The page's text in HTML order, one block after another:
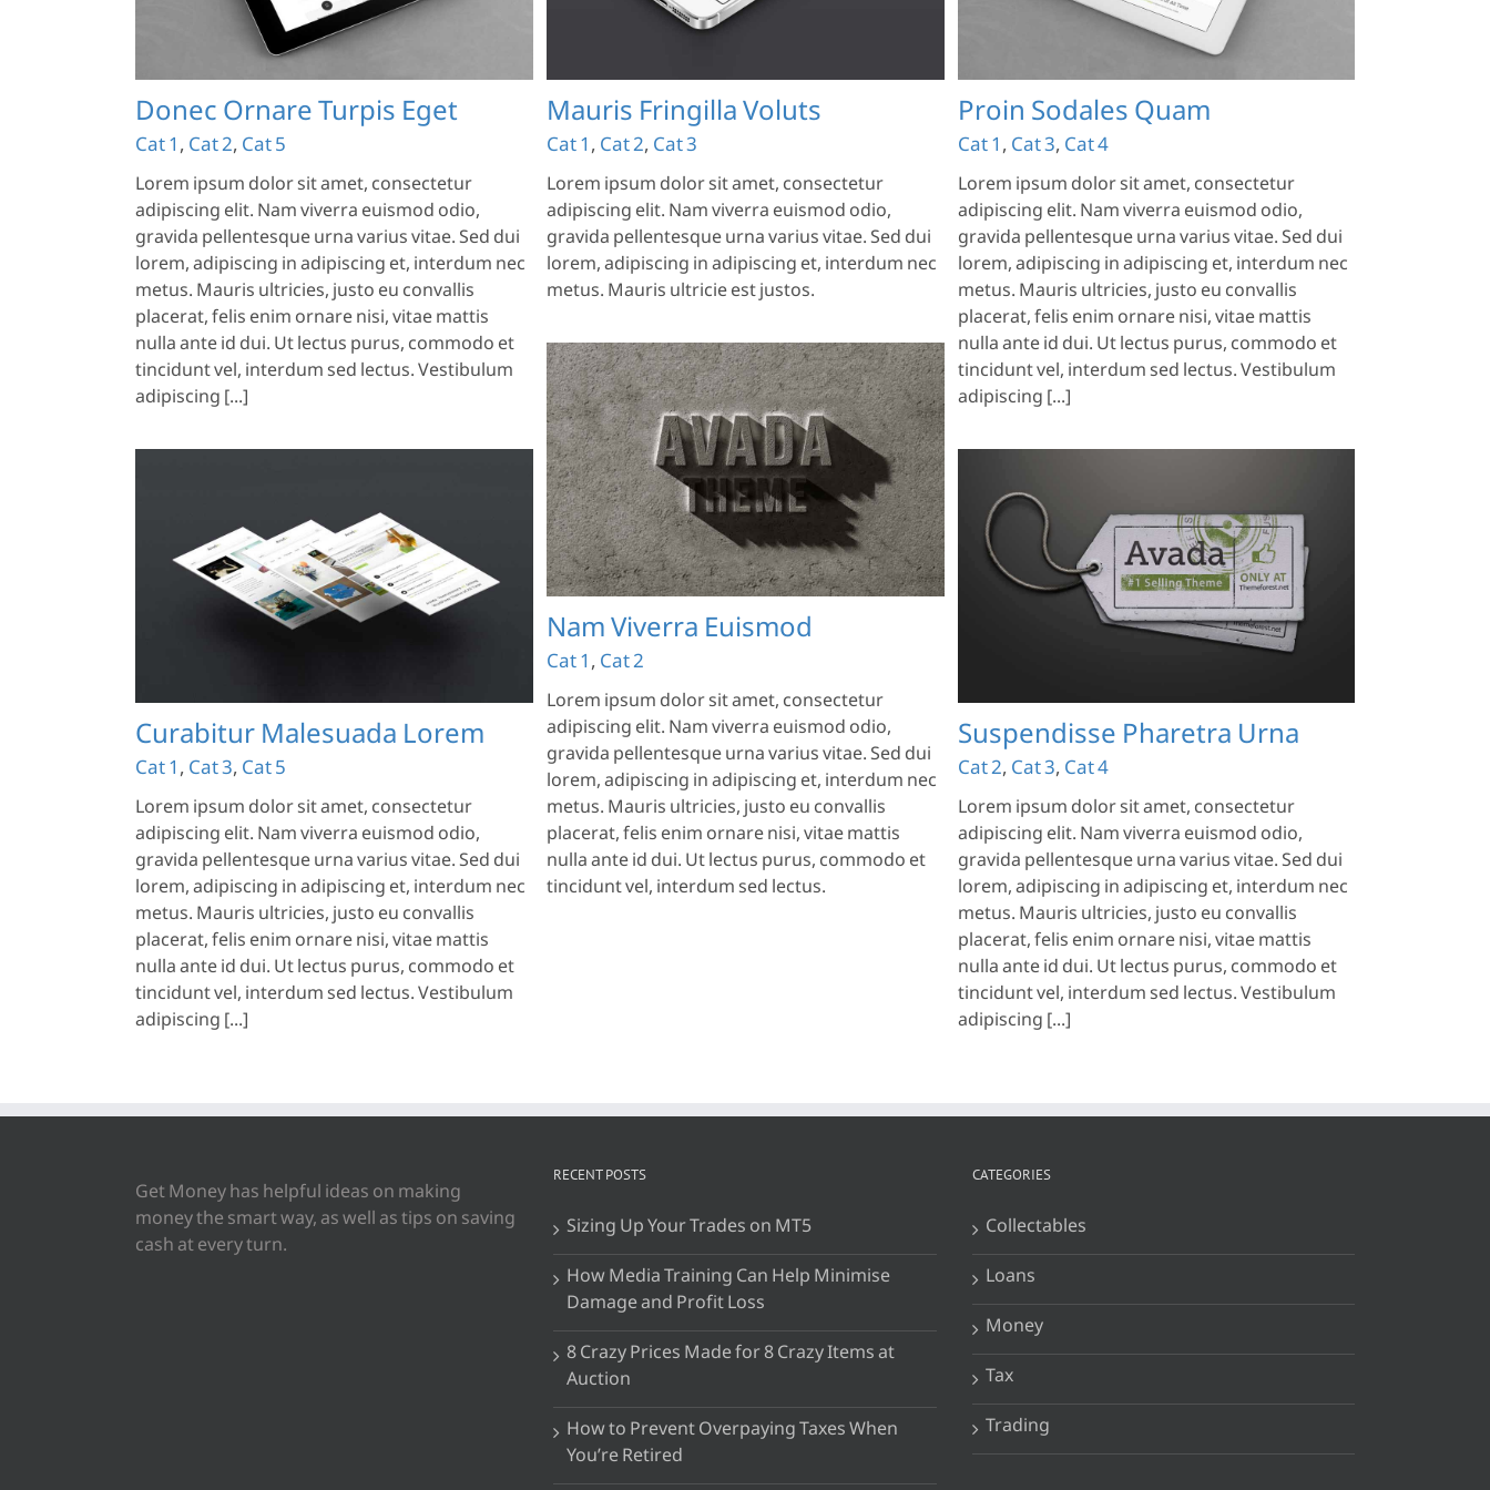
Donec Ornare Turpis Eget
Cat 1,Cat 2,Cat 5
Lorem ipsum dolor sit amet, consectetur
adipiscing elit. Nam viverra euismod odio,
gravida pellentesque urna varius vitae. Sed dui
lorem, adipiscing in adipiscing et, interdum nec
metus. Mauris ultricies, justo eu convallis
placerat, felis enim ornare nisi, vitae mattis
nulla ante id dui. Ut lectus purus, commodo et
tincidunt vel, interdum sed lectus. Vestibulum
adipiscing [...]
Mauris Fringilla Voluts
Cat 1,Cat 2,Cat 3
Lorem ipsum dolor sit amet, consectetur
adipiscing elit. Nam viverra euismod odio,
gravida pellentesque urna varius vitae. Sed dui
lorem, adipiscing in adipiscing et, interdum nec
metus. Mauris ultricie est justos.
Proin Sodales Quam
Cat 1,Cat 3,Cat 4
Lorem ipsum dolor sit amet, consectetur
adipiscing elit. Nam viverra euismod odio,
gravida pellentesque urna varius vitae. Sed dui
lorem, adipiscing in adipiscing et, interdum nec
metus. Mauris ultricies, justo eu convallis
placerat, felis enim ornare nisi, vitae mattis
nulla ante id dui. Ut lectus purus, commodo et
tincidunt vel, interdum sed lectus. Vestibulum
adipiscing [...]
Cat 2
Nam Viverra Euismod
Cat 1,Cat 2
Lorem ipsum dolor sit amet, consectetur
adipiscing elit. Nam viverra euismod odio,
gravida pellentesque urna varius vitae. Sed dui
lorem, adipiscing in adipiscing et, interdum nec
metus. Mauris ultricies, justo eu convallis
placerat, felis enim ornare nisi, vitae mattis
nulla ante id dui. Ut lectus purus, commodo et
tincidunt vel, interdum sed lectus.
Curabitur Malesuada Lorem
Cat 1,Cat 3,Cat 5
Lorem ipsum dolor sit amet, consectetur
adipiscing elit. Nam viverra euismod odio,
gravida pellentesque urna varius vitae. Sed dui
lorem, adipiscing in adipiscing et, interdum nec
metus. Mauris ultricies, justo eu convallis
placerat, felis enim ornare nisi, vitae mattis
nulla ante id dui. Ut lectus purus, commodo et
tincidunt vel, interdum sed lectus. Vestibulum
adipiscing [...]
Suspendisse Pharetra Urna
Cat 2 Cat 4
Suspendisse Pharetra Urna
Cat 2,Cat 3,Cat 4
Lorem ipsum dolor sit amet, consectetur
adipiscing elit. Nam viverra euismod odio,
gravida pellentesque urna varius vitae. Sed dui
lorem, adipiscing in adipiscing et, interdum nec
metus. Mauris ultricies, justo eu convallis
placerat, felis enim ornare nisi, vitae mattis
nulla ante id dui. Ut lectus purus, commodo et
tincidunt vel, interdum sed lectus. Vestibulum
adipiscing [...]
Get Money has helpful ideas on making
money the smart way, as well as tips on saving
cash at every turn.
RECENT POSTS
Sizing Up Your Trades on MT5
How Media Training Can Help Minimise
Damage and Profit Loss
8 Crazy Prices Made for 8 Crazy Items at
Auction
How to Prevent Overpaying Taxes When
You’re Retired
CATEGORIES
Collectables
Loans
Money
Tax
Trading